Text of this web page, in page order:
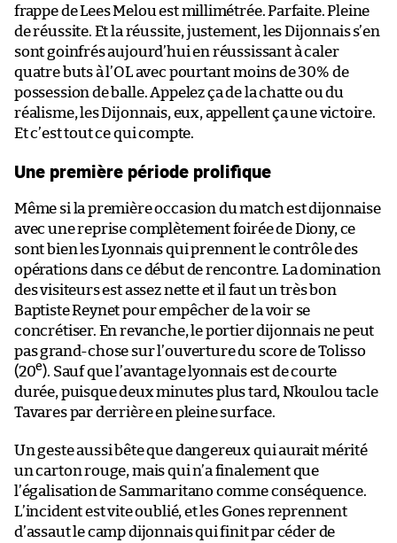
frappe de Lees Melou est millimétrée. Parfaite. Pleine
de réussite. Et la réussite, justement, les Dijonnais s’en
sont goinfrés aujourd’hui en réussissant à caler
quatre buts à l’OL avec pourtant moins de 30% de
possession de balle. Appelez ça de la chatte ou du
réalisme, les Dijonnais, eux, appellent ça une victoire.
Et c’est tout ce qui compte.
Une première période prolifique
Même si la première occasion du match est dijonnaise
avec une reprise complètement foirée de Diony, ce
sont bien les Lyonnais qui prennent le contrôle des
opérations dans ce début de rencontre. La domination
des visiteurs est assez nette et il faut un très bon
Baptiste Reynet pour empêcher de la voir se
concrétiser. En revanche, le portier dijonnais ne peut
pas grand-chose sur l’ouverture du score de Tolisso
(20e). Sauf que l’avantage lyonnais est de courte
durée, puisque deux minutes plus tard, Nkoulou tacle
Tavares par derrière en pleine surface.
Un geste aussi bête que dangereux qui aurait mérité
un carton rouge, mais qui n’a finalement que
l’égalisation de Sammaritano comme conséquence.
L’incident est vite oublié, et les Gones reprennent
d’assaut le camp dijonnais qui finit par céder de